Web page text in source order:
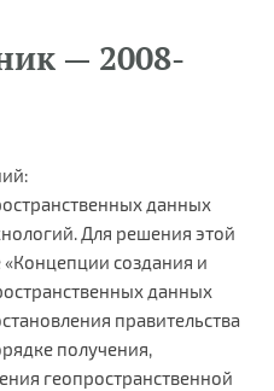
— 2008-
данных
Для решения этой
«Концепции создания и
данных
правительства
получения,
геопространственной